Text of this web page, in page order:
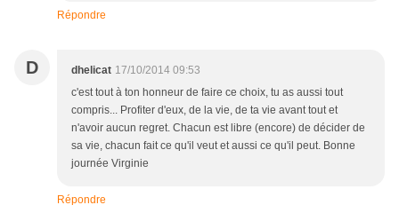
Répondre
D dhelicat 17/10/2014 09:53
c'est tout à ton honneur de faire ce choix, tu as aussi tout
compris... Profiter d'eux, de la vie, de ta vie avant tout et
n'avoir aucun regret. Chacun est libre (encore) de décider de
sa vie, chacun fait ce qu'il veut et aussi ce qu'il peut. Bonne
journée Virginie
Répondre